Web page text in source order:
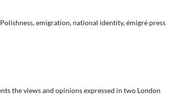
Polishness, emigration, national identity, émigré press
the views and opinions expressed in two London